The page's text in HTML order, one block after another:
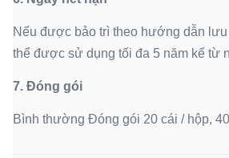
Nếu được bảo trì theo hướng dẫn
thể được sử dụng tối đa 5 năm kể từ
7. Đóng gói
Bình thường Đóng gói 20 cái / hộp,